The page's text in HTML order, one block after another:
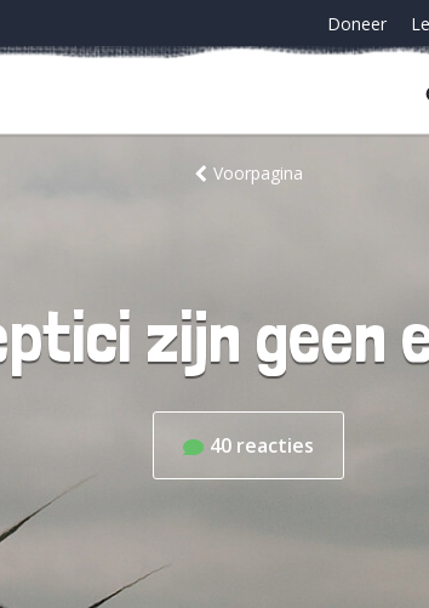
Doneer
Voorpagina
zijn geen
40 reacties